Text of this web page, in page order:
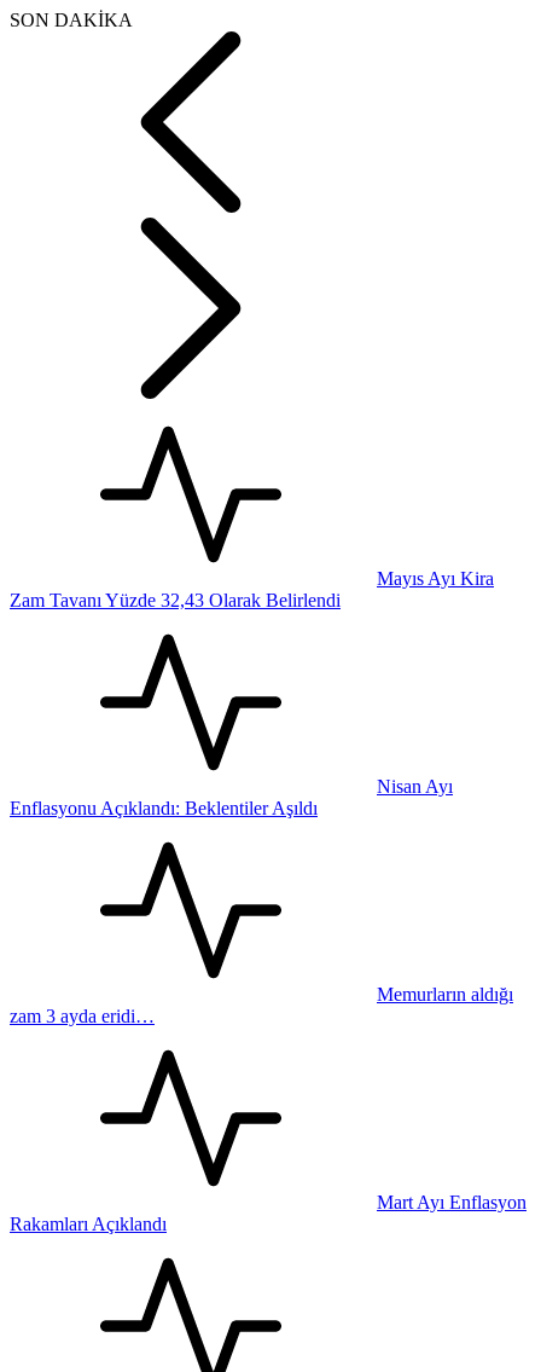
SON DAKİKA
Mayıs Ayı Kira
Zam Tavanı Yüzde 32,43 Olarak Belirlendi
Nisan Ayı
Enflasyonu Açıklandı: Beklentiler Aşıldı
Memurların aldığı
zam 3 ayda eridi…
Mart Ayı Enflasyon
Rakamları Açıklandı